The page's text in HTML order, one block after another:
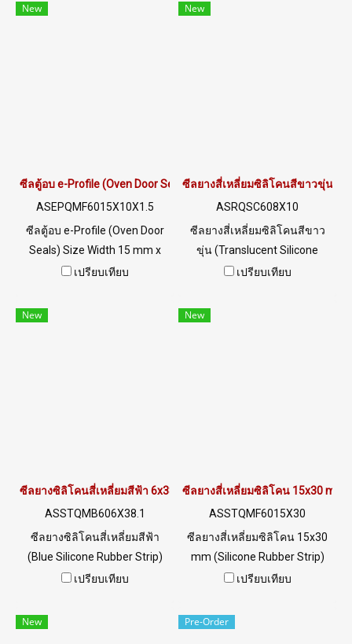
New
ซีลตู้อบ e-Profile (Oven Door Seals) 15x10mm
ASEPQMF6015X10X1.5
ซีลตู้อบ e-Profile (Oven Door
Seals) Size Width 15 mm x
Height 10 mm ทนความร้อนสูง
ได้ดีไม่เสียรูปทรงง่าย Food
: @PTIGLOBAL
เปรียบเทียบ
New
ซีลยางสี่เหลี่ยมซิลิโคนสีขาวขุ่น
ASRQSC608X10
ซีลยางสี่เหลี่ยมซิลิโคนสีขาว
ขุ่น (Translucent Silicone
Rubber Seal) Size Width 8
ความร้อนได้สูงถึง +220°C ฟู้ด
: @PTIGLOBAL
เปรียบเทียบ
New
ซีลยางซิลิโคนสี่เหลี่ยมสีฟ้า 6x38.1mm
ASSTQMB606X38.1
ซีลยางซิลิโคนสี่เหลี่ยมสีฟ้า
(Blue Silicone Rubber Strip)
Size Thickness 6 mm x Width
+270°C Food Grade (FDA)
เปรียบเทียบ
New
ซีลยางสี่เหลี่ยมซิลิโคน 15x30 mm
ASSTQMF6015X30
ซีลยางสี่เหลี่ยมซิลิโคน 15x30
mm (Silicone Rubber Strip)
ทนความร้อนสูงถึง +270°C,
สำหรับอุตสาหกรรมอาหาร, ซีล
เปรียบเทียบ
New Pre-Order